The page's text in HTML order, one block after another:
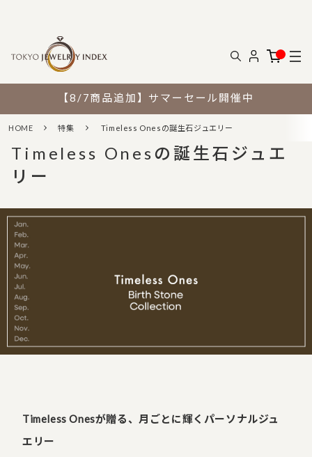
【8/7商品追加】サマーセール開催中
HOME 特集 Timeless Onesの誕生石ジュエリー
Timeless Onesの誕生石ジュエ
リー
Timeless Onesが贈る、月ごとに輝くパーソナルジュ
エリー